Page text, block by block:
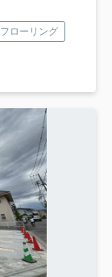
フローリング